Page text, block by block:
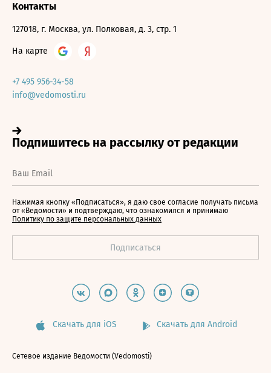
Контакты
127018, г. Москва, ул. Полковая, д. 3, стр. 1
На карте
+7 495 956-34-58
info@vedomosti.ru
Нажимая кнопку «Подписаться», я даю свое согласие получать письма
от «Ведомости» и подтверждаю, что ознакомился и принимаю
Политику по защите персональных данных
Скачать для iOS Скачать для Android
Сетевое издание Ведомости (Vedomosti)